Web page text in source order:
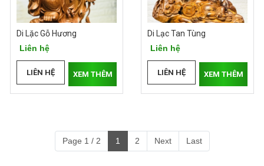
Di Lặc Gỗ Hương
Liên hệ
LIÊN HỆ XEM THÊM
Di Lạc Tan Tùng
Liên hệ
LIÊN HỆ XEM THÊM
Page 1 / 2 1 2 Next Last